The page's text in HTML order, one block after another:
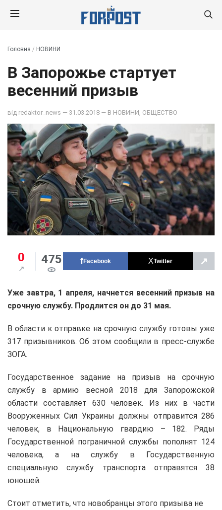
Головна / НОВИНИ
В Запорожье стартует
весенний призыв
від redaktor_news — 31.03.2018 — В НОВИНИ ОБЩЕСТВО
0 475 Facebook Twitter ↗
Уже завтра, 1 апреля, начнется весенний призыв на
срочную службу. Продлится он до 31 мая.
В области к отправке на срочную службу готовы уже
317 призывников. Об этом сообщили в пресс-службе
ЗОГА.
Государственное задание на призыв на срочную
службу в армию весной 2018 для Запорожской
области составляет 630 человек. Из них в части
Вооруженных Сил Украины должны отправится 286
человек, в Национальную гвардию – 182. Ряды
Государственной пограничной службы пополнят 124
человека, а на службу в Государственную
специальную службу транспорта отправятся 38
юношей.
Стоит отметить, что новобранцы этого призыва не